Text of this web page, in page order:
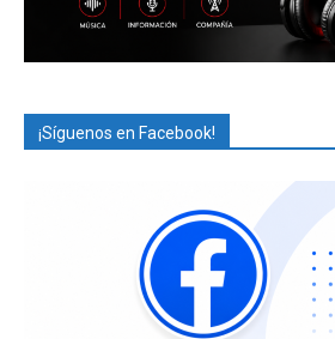
¡Síguenos en Facebook!